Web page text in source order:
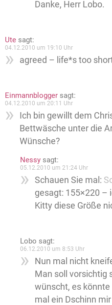
Danke, Herr Lobo.
Ute sagt:
04.12.2010 um 19:10 Uhr
agreed – life*s too
Einmannblogger sagt:
04.12.2010 um 20:11 Uhr
Ich bin gewillt dem
Bettwäsche unter die
Wünsche?
Nessy sagt:
05.12.2010 um 21:24 Uhr
Schauen Sie mal:
gesagt: 155×220 –
Kitty diese Größe
Lobo sagt:
06.12.2010 um 8:53 Uhr
Nun mal nicht
Man soll vorsichtig
wünscht, es
mal ein Dschinn